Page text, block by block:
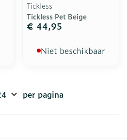
Tickless
Tickless Pet Beige
€ 44,95
Niet beschikbaar
per pagina